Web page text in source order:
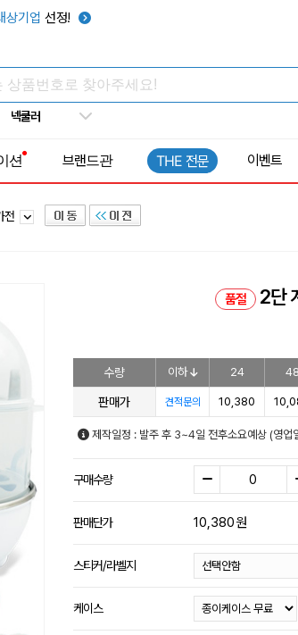
상기업 선정!
키캡
쿨토시
넥쿨러
선풍기
션 브랜드관 THE 전문 이벤트
전
품절 2단
수량 이하 24 48
판매가 견적문의 10,380
제작일정 : 발주 후 3~4일 전후소요예상 (영업
구매수량
판매단가 10,380원
스티커/라벨지
케이스